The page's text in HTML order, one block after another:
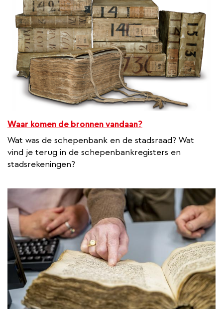
Waar komen de bronnen vandaan?
Wat was de schepenbank en de stadsraad? Wat
vind je terug in de schepenbankregisters en
stadsrekeningen?